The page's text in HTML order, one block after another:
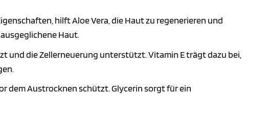
hilft Aloe Vera, die Haut zu regenerieren und
Haut.
und die Zellerneuerung unterstützt. Vitamin E trägt dazu bei,
dem Austrocknen schützt. Glycerin sorgt für ein